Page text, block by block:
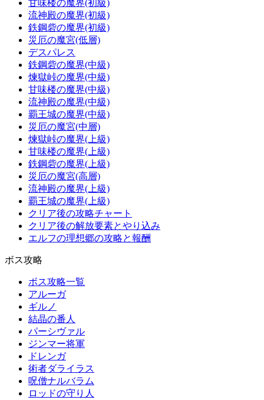
甘味楼の魔界(初級)
流神殿の魔界(初級)
鉄鋼砦の魔界(初級)
災厄の魔宮(低層)
デスパレス
鉄鋼砦の魔界(中級)
煉獄峠の魔界(中級)
甘味楼の魔界(中級)
流神殿の魔界(中級)
覇王城の魔界(中級)
災厄の魔宮(中層)
煉獄峠の魔界(上級)
甘味楼の魔界(上級)
鉄鋼砦の魔界(上級)
災厄の魔宮(高層)
流神殿の魔界(上級)
覇王城の魔界(上級)
クリア後の攻略チャート
クリア後の解放要素とやり込み
エルフの理想郷の攻略と報酬
ボス攻略
ボス攻略一覧
アルーガ
ギルノ
結晶の番人
パーシヴァル
ジンマー将軍
ドレンガ
術者ダライラス
呪僧ナルバラム
ロッドの守り人